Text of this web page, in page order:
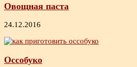
Овощная паста
24.12.2016
Оссобуко